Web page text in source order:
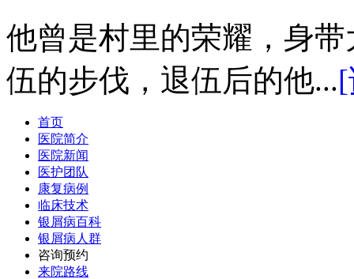
他曾是村里的荣耀，身
伍的步伐，退伍后的他...
首页
医院简介
医院新闻
医护团队
康复病例
临床技术
银屑病百科
银屑病人群
咨询预约
来院路线